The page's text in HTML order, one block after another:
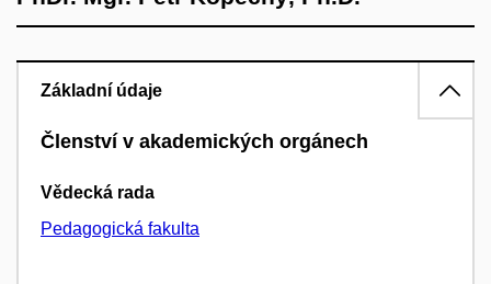
Základní údaje
Členství v akademických orgánech
Vědecká rada
Pedagogická fakulta